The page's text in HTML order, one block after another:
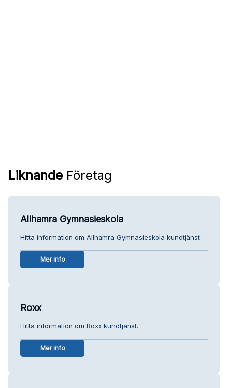
Liknande Företag
Allhamra Gymnasieskola
Hitta information om Allhamra Gymnasieskola kundtjänst.
Mer info
Roxx
Hitta information om Roxx kundtjänst.
Mer info